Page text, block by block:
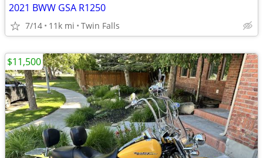
2021 BWW GSA R1250
7/14 11k mi Twin Falls
$11,500